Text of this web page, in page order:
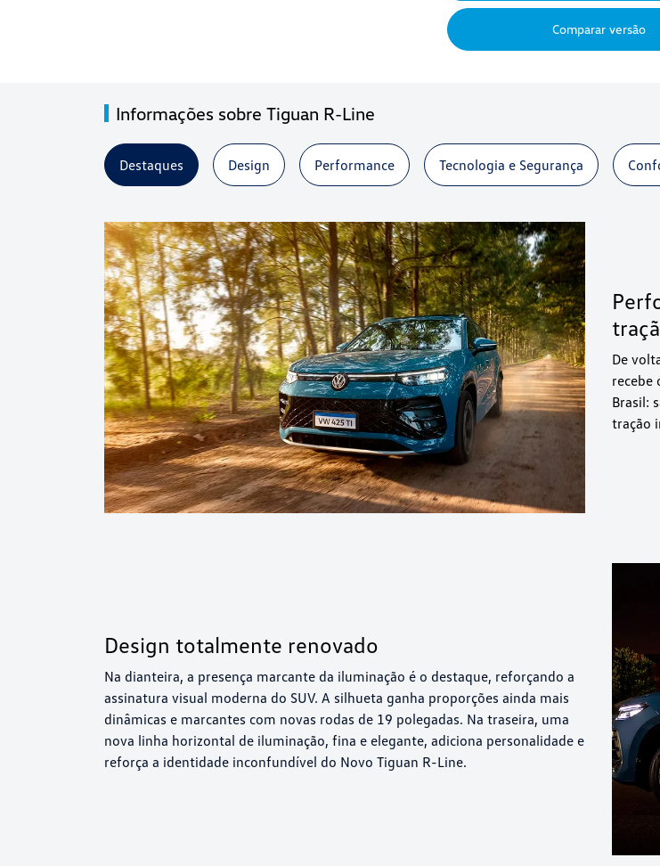
Comparar versão
Informações sobre Tiguan R-Line
Destaques Design Performance Tecnologia e Segurança
De
recebe
Brasil:
tração
Design totalmente renovado
Na dianteira, a presença marcante da iluminação é o destaque, reforçando a
assinatura visual moderna do SUV. A silhueta ganha proporções ainda mais
dinâmicas e marcantes com novas rodas de 19 polegadas. Na traseira, uma
nova linha horizontal de iluminação, fina e elegante, adiciona personalidade e
reforça a identidade inconfundível do Novo Tiguan R-Line.